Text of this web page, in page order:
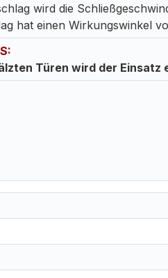
wird die
hat einen Wirkungswinkel
Türen wird der